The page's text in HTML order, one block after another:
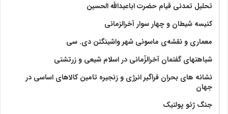
تحلیل تمدنی قیام حضرت اباعبدالله الحسین
کنیسه شیطان و چهار سوار آخرالزمانی
معماری و نقشه‌ی ماسونی شهر واشينگتن دی. سی
شباهتهای گفتمان آخر‌الزّمانی در اسلام شیعی و زرتشتی
نشانه های بحران فراگیر انرژی و زنجیره تامین کالاهای اساسی در
جهان
جنگ ژئو پولتیک